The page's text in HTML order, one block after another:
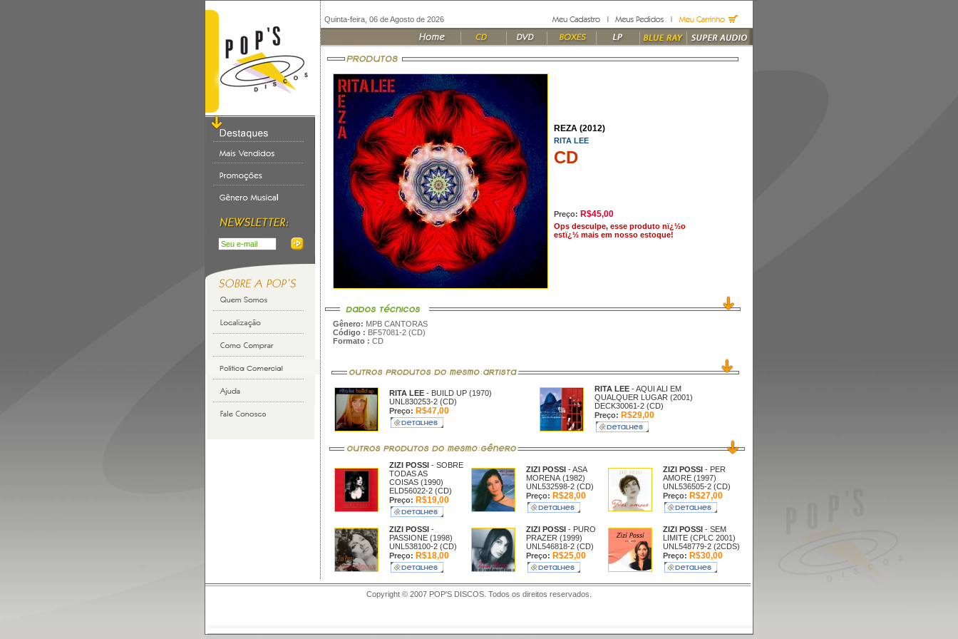
Quinta-feira, 06 de Agosto de 2026
REZA (2012)
RITA LEE
CD
Preço: R$45,00
Ops desculpe, esse produto nï¿½o
estï¿½ mais em nosso estoque!
Gênero: MPB CANTORAS
Código : BF57081-2 (CD)
Formato : CD
RITA LEE - BUILD UP (1970)
UNL830253-2 (CD)
Preço: R$47,00
RITA LEE - AQUI ALI EM
QUALQUER LUGAR (2001)
DECK30061-2 (CD)
Preço: R$29,00
ZIZI POSSI - SOBRE
TODAS AS
COISAS (1990)
ELD56022-2 (CD)
Preço: R$19,00
ZIZI POSSI - ASA
MORENA (1982)
UNL532598-2 (CD)
Preço: R$28,00
ZIZI POSSI - PER
AMORE (1997)
UNL536505-2 (CD)
Preço: R$27,00
ZIZI POSSI -
PASSIONE (1998)
UNL538100-2 (CD)
Preço: R$18,00
ZIZI POSSI - PURO
PRAZER (1999)
UNL546818-2 (CD)
Preço: R$25,00
ZIZI POSSI - SEM
LIMITE (CPLC 2001)
UNL548779-2 (2CDS)
Preço: R$30,00
Copyright © 2007 POP'S DISCOS. Todos os direitos reservados.